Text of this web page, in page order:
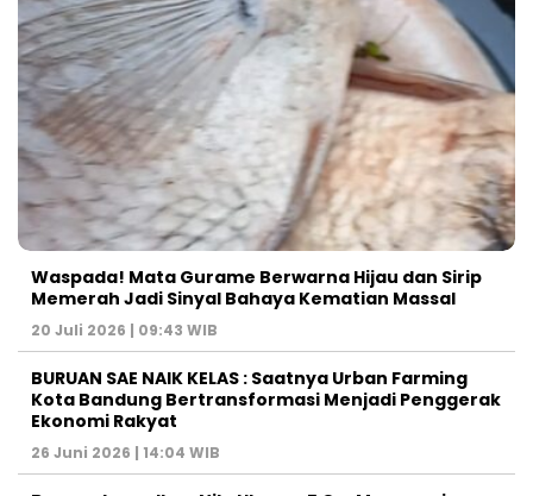
Waspada! Mata Gurame Berwarna Hijau dan Sirip
Memerah Jadi Sinyal Bahaya Kematian Massal
20 Juli 2026 | 09:43 WIB
BURUAN SAE NAIK KELAS : Saatnya Urban Farming
Kota Bandung Bertransformasi Menjadi Penggerak
Ekonomi Rakyat
26 Juni 2026 | 14:04 WIB